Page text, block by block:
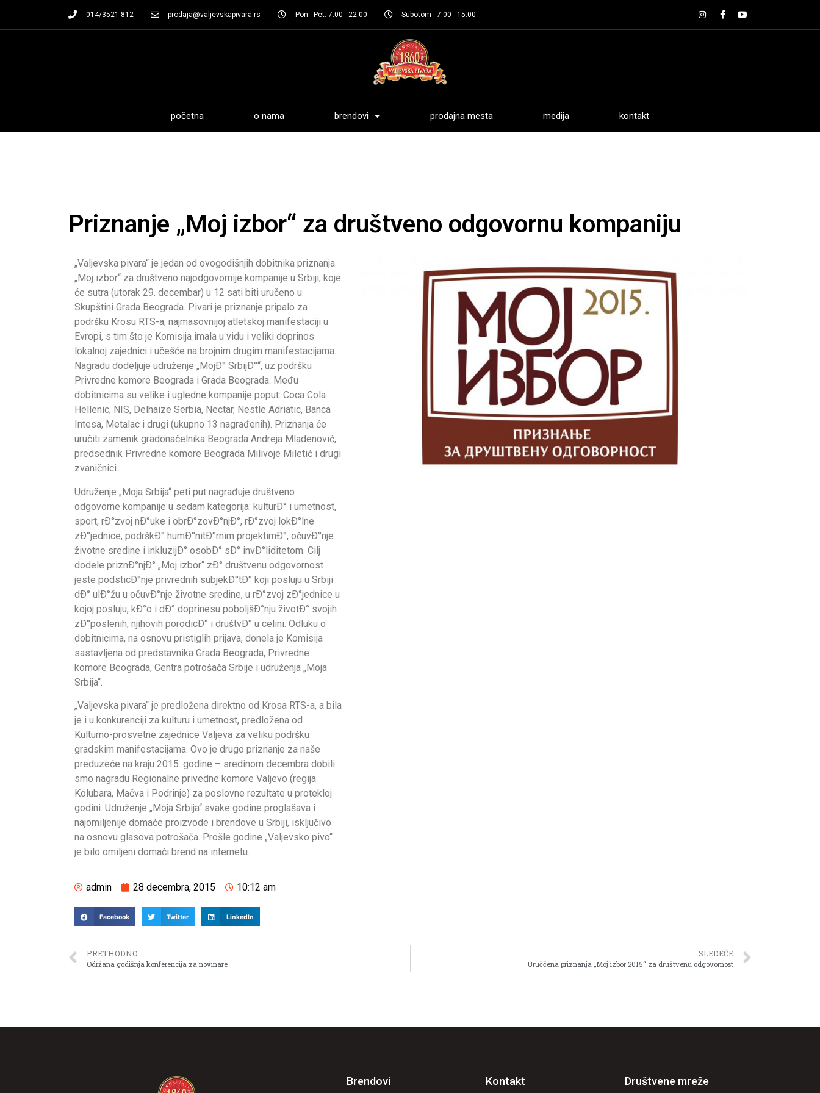
014/3521-812 prodaja@valjevskapivara.rs Pon - Pet: 7:00 - 22:00 Subotom : 7:00 - 15:00
početna o nama brendovi prodajna mesta medija kontakt
Priznanje „Moj izbor“ za društveno odgovornu kompaniju
„Valjevska pivara“ je jedan od ovogodišnjih dobitnika priznanja
„Moj izbor“ za društveno najodgovornije kompanije u Srbiji, koje
će sutra (utorak 29. decembar) u 12 sati biti uručeno u
Skupštini Grada Beograda. Pivari je priznanje pripalo za
podršku Krosu RTS-a, najmasovnijoj atletskoj manifestaciji u
Evropi, s tim što je Komisija imala u vidu i veliki doprinos
lokalnoj zajednici i učešće na brojnim drugim manifestacijama.
Nagradu dodeljuje udruženje „MojÐ° SrbijÐ°“, uz podršku
Privredne komore Beograda i Grada Beograda. Među
dobitnicima su velike i ugledne kompanije poput: Coca Cola
Hellenic, NIS, Delhaize Serbia, Nectar, Nestle Adriatic, Banca
Intesa, Metalac i drugi (ukupno 13 nagrađenih). Priznanja će
uručiti zamenik gradonačelnika Beograda Andreja Mladenović,
predsednik Privredne komore Beograda Milivoje Miletić i drugi
zvaničnici.
Udruženje „Moja Srbija“ peti put nagrađuje društveno
odgovorne kompanije u sedam kategorija: kulturÐ° i umetnost,
sport, rÐ°zvoj nÐ°uke i obrÐ°zovÐ°njÐ°, rÐ°zvoj lokÐ°lne
zÐ°jednice, podrškÐ° humÐ°nitÐ°rnim projektimÐ°, očuvÐ°nje
životne sredine i inkluzijÐ° osobÐ° sÐ° invÐ°liditetom. Cilj
dodele priznÐ°njÐ° „Moj izbor“ zÐ° društvenu odgovornost
jeste podsticÐ°nje privrednih subjekÐ°tÐ° koji posluju u Srbiji
dÐ° ulÐ°žu u očuvÐ°nje životne sredine, u rÐ°zvoj zÐ°jednice u
kojoj posluju, kÐ°o i dÐ° doprinesu poboljšÐ°nju životÐ° svojih
zÐ°poslenih, njihovih porodicÐ° i društvÐ° u celini. Odluku o
dobitnicima, na osnovu pristiglih prijava, donela je Komisija
sastavljena od predstavnika Grada Beograda, Privredne
komore Beograda, Centra potrošača Srbije i udruženja „Moja
Srbija“.
„Valjevska pivara“ je predložena direktno od Krosa RTS-a, a bila
je i u konkurenciji za kulturu i umetnost, predložena od
Kulturno-prosvetne zajednice Valjeva za veliku podršku
gradskim manifestacijama. Ovo je drugo priznanje za naše
preduzeće na kraju 2015. godine – sredinom decembra dobili
smo nagradu Regionalne privedne komore Valjevo (regija
Kolubara, Mačva i Podrinje) za poslovne rezultate u protekloj
godini. Udruženje „Moja Srbija“ svake godine proglašava i
najomiljenije domaće proizvode i brendove u Srbiji, isključivo
na osnovu glasova potrošača. Prošle godine „Valjevsko pivo“
je bilo omiljeni domaći brend na internetu.
admin 28 decembra, 2015 10:12 am
Facebook Twitter LinkedIn
PRETHODNO
Održana godišnja konferencija za novinare
SLEDEĆE
Uruččena priznanja „Moj izbor 2015“ za društvenu odgovornost
Brendovi Kontakt Društvene mreže